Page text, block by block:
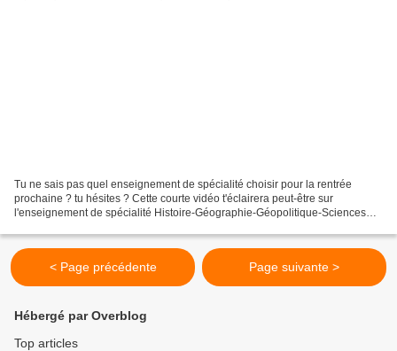
Tu ne sais pas quel enseignement de spécialité choisir pour la rentrée
prochaine ? tu hésites ? Cette courte vidéo t'éclairera peut-être sur
l'enseignement de spécialité Histoire-Géographie-Géopolitique-Sciences
< Page précédente Page suivante >
Hébergé par Overblog
Top articles